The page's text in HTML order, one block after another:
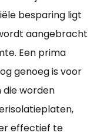
besparing ligt
aangebracht
Een prima
genoeg is voor
die worden
effectief te